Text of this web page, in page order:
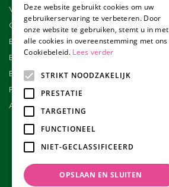
Veelgestelde vragen
Contact
Bestellen
Bezorgen en afhalen
Betalen
Ruilen en retourneren
Algemene voorwaarden
Deze website gebruikt cookies om uw
gebruikerservaring te verbeteren. Door
onze website te gebruiken, stemt u in met
alle cookies in overeenstemming met ons
Cookiebeleid. Lees verder
STRIKT NOODZAKELIJK
PRESTATIE
TARGETING
FUNCTIONEEL
NIET-GECLASSIFICEERD
OPSLAAN EN SLUITEN